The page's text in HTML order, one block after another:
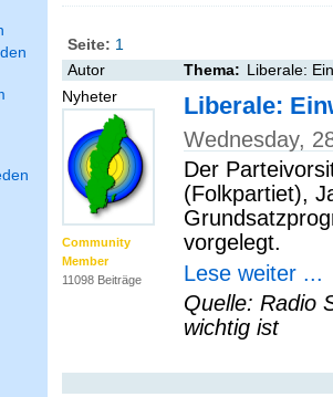
Seite: 1
Autor
Thema: Liberale:
Nyheter
Community
Member
11098 Beiträge
Liberale:
Wednesday,
Der
(Folkpartiet),
vorgelegt.
Lese weiter ...
Quelle: Radio
wichtig ist